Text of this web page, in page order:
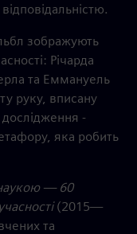
зображують
Річарда
та Еммануель
руку, вписану
-
яка робить
— 60
(2015—
та